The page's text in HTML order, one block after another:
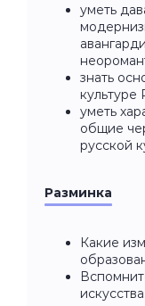
уметь
знать
культуре
уметь
общие
русской
Разминка
Какие
искусства.